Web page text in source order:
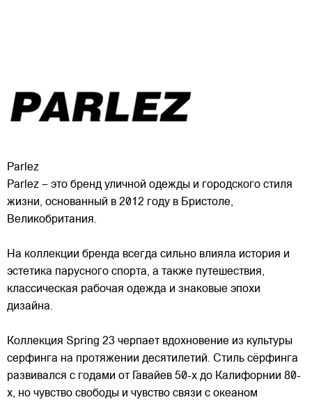
Parlez
Parlez – это бренд уличной одежды и городского стиля
жизни, основанный в 2012 году в Бристоле,
Великобритания.
На коллекции бренда всегда сильно влияла история и
эстетика парусного спорта, а также путешествия,
классическая рабочая одежда и знаковые эпохи
дизайна.
Коллекция Spring 23 черпает вдохновение из культуры
серфинга на протяжении десятилетий. Стиль сёрфинга
развивался с годами от Гавайев 50-х до Калифорнии 80-
х, но чувство свободы и чувство связи с океаном